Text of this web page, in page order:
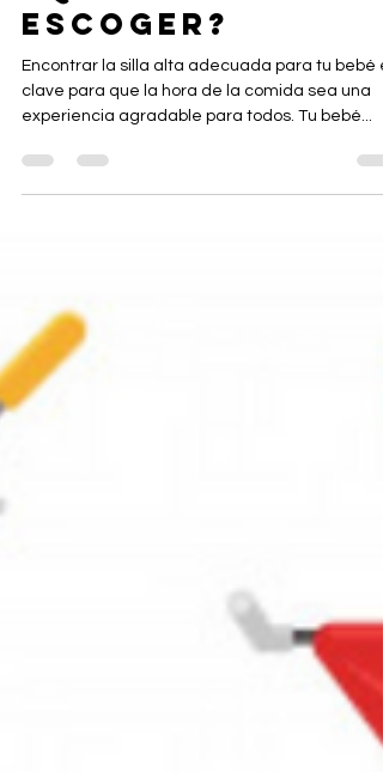
¿QUÉ SILLA
ESCOGER?
Encontrar la silla alta adecuada para tu bebé
clave para que la hora de la comida sea una